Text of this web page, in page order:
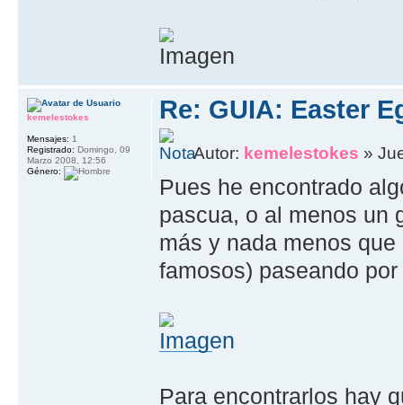
Re: GUIA: Easter
Autor: kemelestokes »
Pues he encontrado
pascua, o al menos un
más y nada menos
famosos) paseando
Para encontrarlos hay
kemelestokes
Mensajes: 1
Registrado: Domingo, 09
Marzo 2008, 12:56
Género: